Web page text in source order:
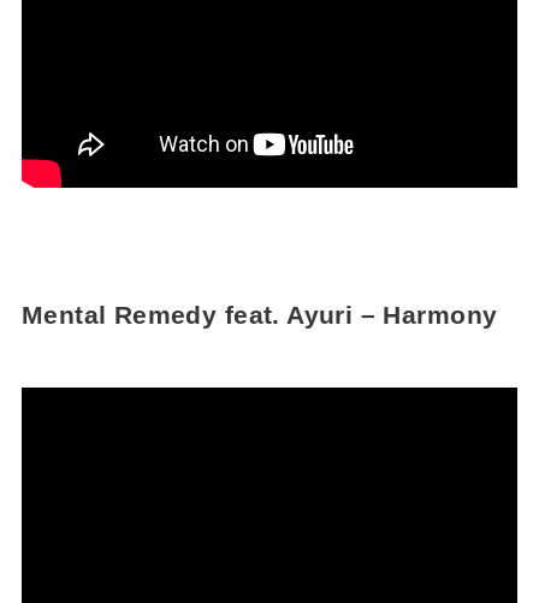
Mental Remedy feat. Ayuri – Harmony